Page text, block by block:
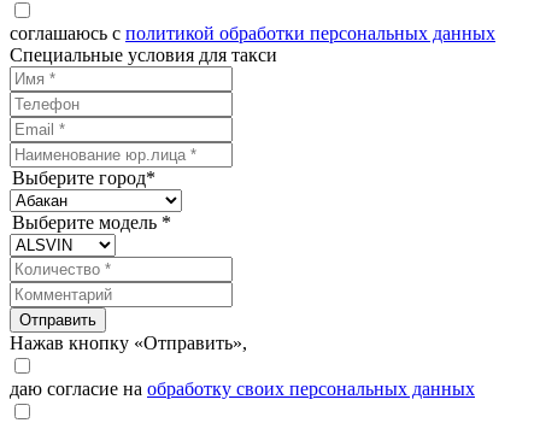
соглашаюсь с политикой обработки персональных данных
Специальные условия для такси
Выберите город*
Выберите модель *
Отправить
Нажав кнопку «Отправить»,
даю согласие на обработку своих персональных данных